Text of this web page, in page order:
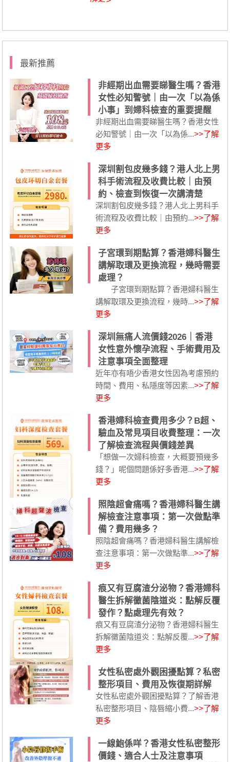
最新推薦
非經期出血需要睇醫生嗎？香港
女性必知警號｜由一次「以為係
小事」到婦科檢查的重要提醒
非經期出血需要睇醫生嗎？香港女性
必知警號｜由一次「以為係...>>了解
更多
深圳割包皮幾多錢？港人北上男
科手術流程及收費比較｜由預
約、檢查到恢復一次講清楚
深圳割包皮幾多錢？港人北上男科手
術流程及收費比較｜由預約...>>了解
更多
子宮環到期點算？香港婦科醫生
講解取環及更換流程，幾時需要
處理？
子宮環到期點算？香港婦科醫生
講解取環及更換流程，幾時...>>了解
更多
深圳無痛人流價錢2026｜香港
女性意外懷孕流程、手術費用及
注意事項全面整理
近年亦有唔少香港女性因為考慮預約
時間、費用、私隱度等因素...>>了解
更多
香港婦科檢查費用多少？B超、
驗血及常見項目收費整理：一次
了解檢查流程與價錢差異
「想做一次婦科檢查，大概要預幾多
錢？」呢個問題係好多香港...>>了解
更多
照陰超會痛嗎？香港婦科醫生講
解檢查注意事項：第一次做點準
備？費用幾多？
照陰超會痛嗎？香港婦科醫生講解檢
查注意事項：第一次做點準...>>了解
更多
痕又有豆腐渣分泌物？香港婦科
醫生拆解黴菌陰道炎：點解反覆
發作？點處理先有效？
痕又有豆腐渣分泌物？香港婦科醫生
拆解黴菌陰道炎：點解反覆...>>了解
更多
女性私密處外觀困擾點算？私密
整形項目、費用及恢復期詳解
女性私密處外觀困擾點算？了解香港
私密整形項目、陰唇縮小費...>>了解
更多
一線鮑係咩？香港女性私密整形
價錢、適合人士及注意事項